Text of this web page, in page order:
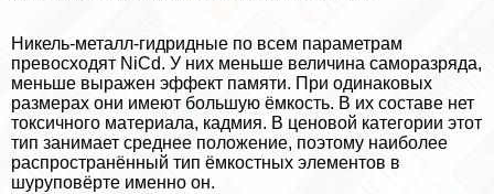
Никель-металл-гидридные по всем параметрам
превосходят NiCd. У них меньше величина саморазряда,
меньше выражен эффект памяти. При одинаковых
размерах они имеют большую ёмкость. В их составе нет
токсичного материала, кадмия. В ценовой категории этот
тип занимает среднее положение, поэтому наиболее
распространённый тип ёмкостных элементов в
шуруповёрте именно он.